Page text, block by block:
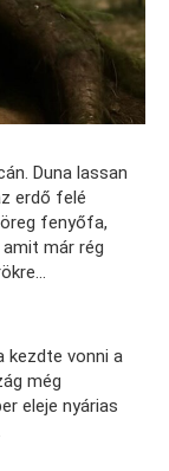
Duna lassan
erdő felé
fenyőfa,
már rég
kezdte vonni a
még
eleje nyárias